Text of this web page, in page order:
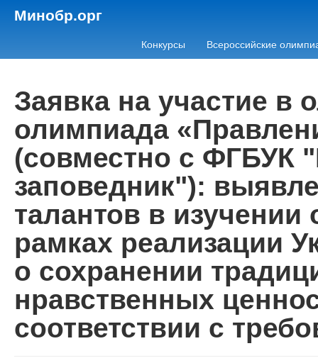
Минобр.орг
Конкурсы Всероссийские
Заявка на участие в
олимпиада
(совместно с ФГБУК
заповедник"):
талантов в изучении
рамках реализации
о сохранении
нравственных
соответствии с